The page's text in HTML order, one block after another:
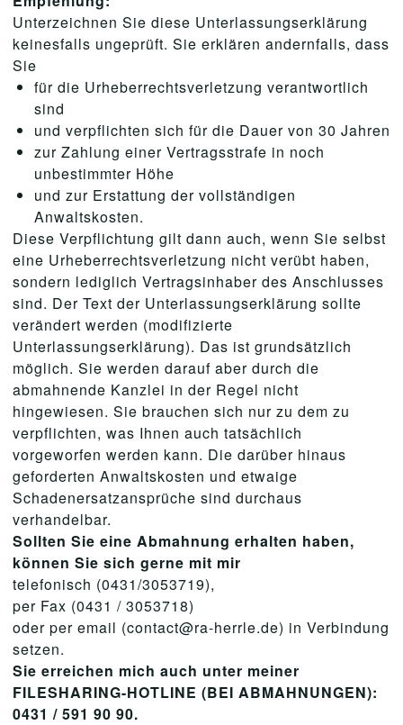
Unterzeichnen Sie diese Unterlassungserklärung
keinesfalls ungeprüft. Sie erklären andernfalls, dass
Sie
für die Urheberrechtsverletzung verantwortlich
sind
und verpflichten sich für die Dauer von 30 Jahren
zur Zahlung einer Vertragsstrafe in noch
unbestimmter Höhe
und zur Erstattung der vollständigen
Anwaltskosten.
Diese Verpflichtung gilt dann auch, wenn Sie selbst
eine Urheberrechtsverletzung nicht verübt haben,
sondern lediglich Vertragsinhaber des Anschlusses
sind. Der Text der Unterlassungserklärung sollte
verändert werden (modifizierte
Unterlassungserklärung). Das ist grundsätzlich
möglich. Sie werden darauf aber durch die
abmahnende Kanzlei in der Regel nicht
hingewiesen. Sie brauchen sich nur zu dem zu
verpflichten, was Ihnen auch tatsächlich
vorgeworfen werden kann. Die darüber hinaus
geforderten Anwaltskosten und etwaige
Schadenersatzansprüche sind durchaus
verhandelbar.
Sollten Sie eine Abmahnung erhalten haben,
können Sie sich gerne mit mir
telefonisch (0431/3053719),
per Fax (0431 / 3053718)
oder per email (contact@ra-herrle.de) in Verbindung
setzen.
Sie erreichen mich auch unter meiner
FILESHARING-HOTLINE (BEI ABMAHNUNGEN):
0431 / 591 90 90.